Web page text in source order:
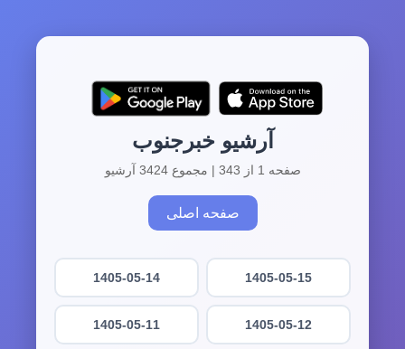
آرشیو خبرجنوب
صفحه 1 از 343 | مجموع 3424 آرشیو
صفحه اصلی
1405-05-15
1405-05-14
1405-05-12
1405-05-11